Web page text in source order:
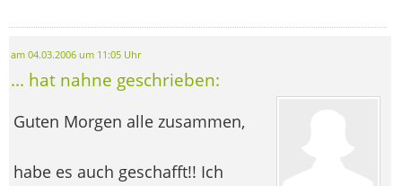
am 04.03.2006 um 11:05 Uhr
... hat nahne geschrieben:
Guten Morgen alle zusammen,
habe es auch geschafft!! Ich